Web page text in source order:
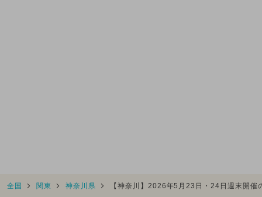
全国 関東 神奈川県 【神奈川】2026年5月23日・24日週末開